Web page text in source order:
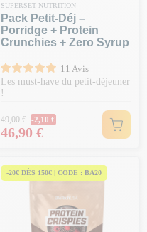
SUPERSET NUTRITION
Pack Petit-Déj –
Porridge + Protein
Crunchies + Zero Syrup
11 Avis
Les must-have du petit-déjeuner
!
Prix Normal
49,00 € -2,10 €
Prix
46,90 €
-20€ DÈS 150€ | CODE : BA20